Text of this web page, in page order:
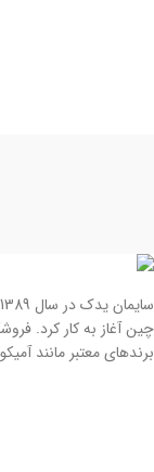
چین آغاز به کار کرد.
برندهای معتبر مانند